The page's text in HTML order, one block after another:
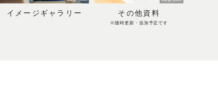
イメージギャラリー その他資料
※随時更新・追加予定です